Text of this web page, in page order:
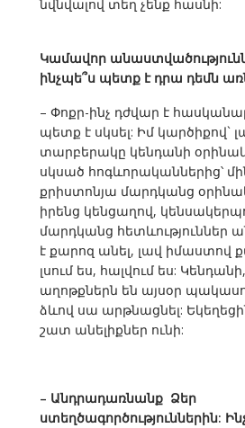
նվնվալով տեղ չենք հասնի:
Կամավոր
ինչպե՞ս պետք է դրա դեմն
– Փոքր-ինչ դժվար է
պետք է սկսել: Իմ կարծիքով`
տարբերակը կենդանի
սկսած հոգևորականներից՝
քրիստոնյա մարդկանց
իրենց կենցաղով,
մարդկանց հետևություններ
է քարոզ անել, լավ իմաստով
լսում ես, հալվում ես:
աղոթքներն են այսօր
ձևով սա արթնացնել:
շատ անելիքներ ունի:
– Անդրադառնանք Ձեր
ստեղծագործություններին: